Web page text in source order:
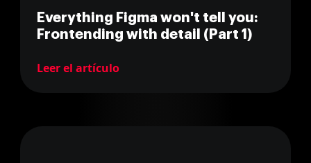
Everything Figma won't tell you:
Frontending with detail (Part 1)
Leer el artículo